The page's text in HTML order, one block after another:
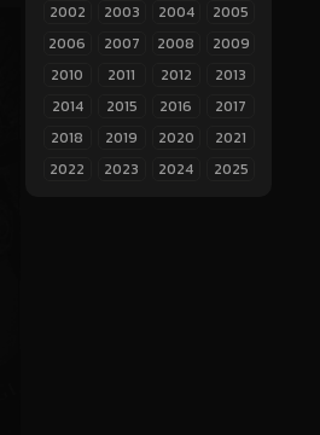
2002
2003 2004
2005
2006
2007 2008
2009
2010
2011 2012
2013
2014
2015 2016
2017
2018
2019 2020
2021
2022
2023 2024 2025